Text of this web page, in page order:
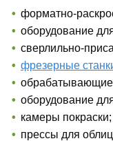
форматно-
оборудование
сверлильно-
фрезерные
оборудование
камеры покраски;
прессы для